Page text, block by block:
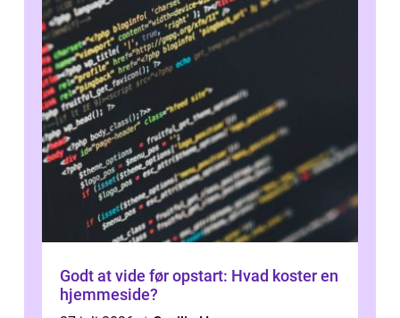
Godt at vide før opstart: Hvad koster en
hjemmeside?